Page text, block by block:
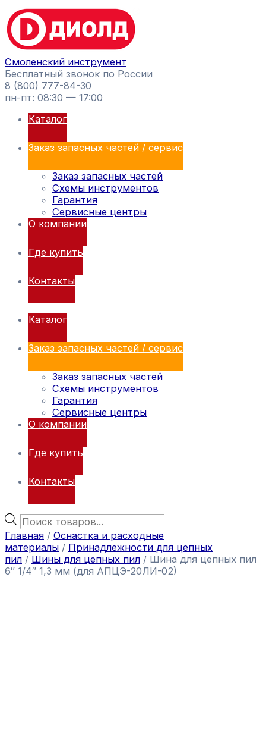
Перейти
к
содержимому
Смоленский инструмент
Бесплатный звонок по России
8 (800) 777-84-30
пн-пт: 08:30 — 17:00
Каталог
Заказ запасных частей / сервис
Заказ запасных частей
Схемы инструментов
Гарантия
Сервисные центры
О компании
Где купить
Контакты
Каталог
Заказ запасных частей / сервис
Заказ запасных частей
Схемы инструментов
Гарантия
Сервисные центры
О компании
Где купить
Контакты
Поиск
товаров
Главная / Оснастка и расходные
материалы / Принадлежности для цепных
пил / Шины для цепных пил / Шина для цепных пил
6″ 1/4″ 1,3 мм (для АПЦЭ-20ЛИ-02)